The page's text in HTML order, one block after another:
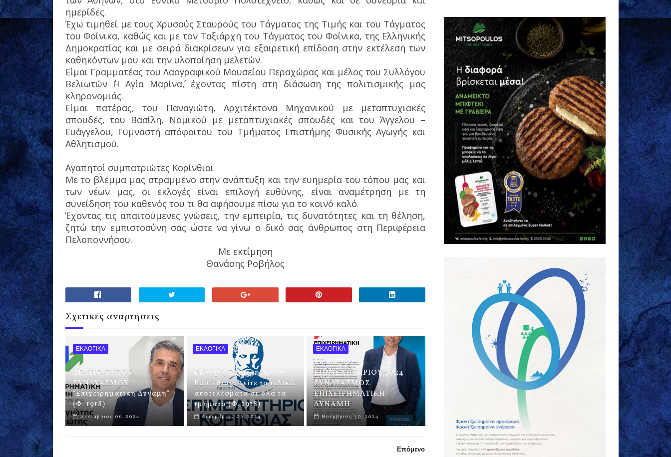
ημερίδες.
Έχω τιμηθεί με τους Χρυσούς Σταυρούς του Τάγματος της Τιμής και του Τάγματος
του Φοίνικα, καθώς και με τον Ταξιάρχη του Τάγματος του Φοίνικα, της Ελληνικής
Δημοκρατίας και με σειρά διακρίσεων για εξαιρετική επίδοση στην εκτέλεση των
καθηκόντων μου και την υλοποίηση μελετών.
Είμαι Γραμματέας του Λαογραφικού Μουσείου Περαχώρας και μέλος του Συλλόγου
Βελιωτών ΄΄Η Αγία Μαρίνα΄΄, έχοντας πίστη στη διάσωση της πολιτισμικής μας
κληρονομιάς.
Είμαι πατέρας, του Παναγιώτη, Αρχιτέκτονα Μηχανικού με μεταπτυχιακές
σπουδές, του Βασίλη, Νομικού με μεταπτυχιακές σπουδές και του Άγγελου –
Ευάγγελου, Γυμναστή απόφοιτου του Τμήματος Επιστήμης Φυσικής Αγωγής και
Αθλητισμού.
Αγαπητοί συμπατριώτες Κορίνθιοι
Με το βλέμμα μας στραμμένο στην ανάπτυξη και την ευημερία του τόπου μας και
των νέων μας, οι εκλογές είναι επιλογή ευθύνης, είναι αναμέτρηση με τη
συνείδηση του καθενός του τι θα αφήσουμε πίσω για το κοινό καλό.
Έχοντας τις απαιτούμενες γνώσεις, την εμπειρία, τις δυνατότητες και τη θέληση,
ζητώ την εμπιστοσύνη σας ώστε να γίνω ο δικό σας άνθρωπος στη Περιφέρεια
Πελοποννήσου.
Με εκτίμηση
Θανάσης Ροβήλος
Σχετικές αναρτήσεις
ΕΚΛΟΓΙΚΑ
ΔΕΛΤΙΟ ΤΥΠΟΥ
ΣΥΝΔΥΑΣΜΟΥ
"Επιχειρηματική Δύναμη"
(Φ. 1918)
Δεκέμβριος 06, 2024
ΕΚΛΟΓΙΚΑ
Εκλογές Επιμελητηρίου
Κορινθίας: Δείτε τα τελικά
αποτελέσματα σε όλα τα
τμήματα (Φ. 1918)
Δεκέμβριος 06, 2024
ΕΚΛΟΓΙΚΑ
ΕΚΛΟΓΕΣ
ΕΠΙΜΕΛΗΤΗΡΙΟΥ 2024 -
ΣΥΝΔΥΑΣΜΟΣ
ΕΠΙΧΕΙΡΗΜΑΤΙΚΗ
ΔΥΝΑΜΗ
Νοέμβριος 30, 2024
Επόμενο